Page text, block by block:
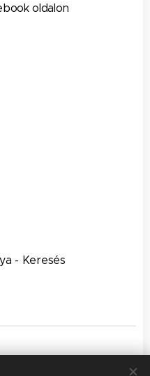
oldalon
- Keresés